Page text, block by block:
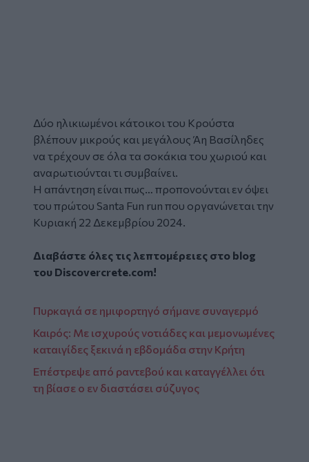
Δύο ηλικιωμένοι κάτοικοι του Κρούστα
βλέπουν μικρούς και μεγάλους Άη Βασίληδες
να τρέχουν σε όλα τα σοκάκια του χωριού και
αναρωτιούνται τι συμβαίνει.
Η απάντηση είναι πως… προπονούνται εν όψει
του πρώτου Santa Fun run που οργανώνεται την
Κυριακή 22 Δεκεμβρίου 2024.
Διαβάστε όλες τις λεπτομέρειες στο blog
του Discovercrete.com!
Πυρκαγιά σε ημιφορτηγό σήμανε συναγερμό
Καιρός: Με ισχυρούς νοτιάδες και μεμονωμένες
καταιγίδες ξεκινά η εβδομάδα στην Κρήτη
Επέστρεψε από ραντεβού και καταγγέλλει ότι
τη βίασε ο εν διαστάσει σύζυγος